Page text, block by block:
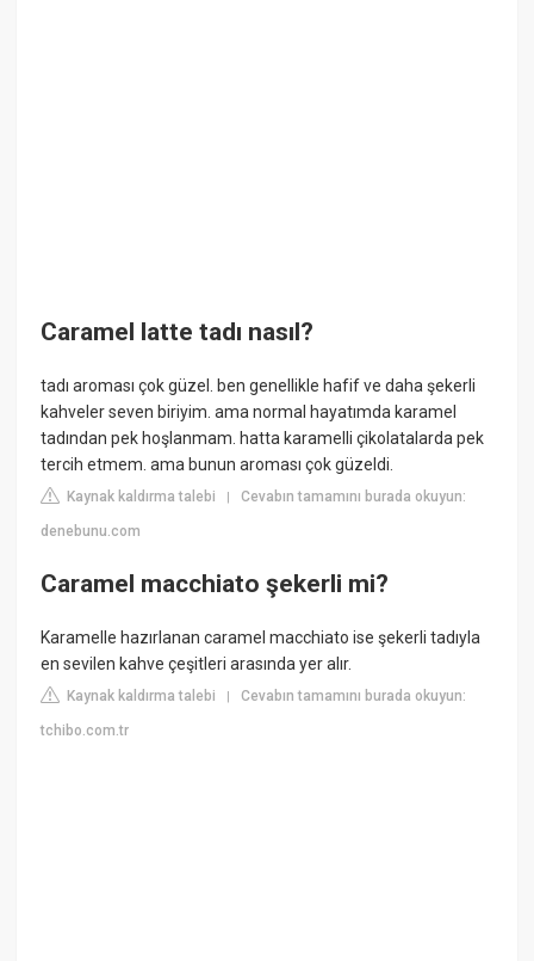
Caramel latte tadı nasıl?
tadı aroması çok güzel. ben genellikle hafif ve daha şekerli
kahveler seven biriyim. ama normal hayatımda karamel
tadından pek hoşlanmam. hatta karamelli çikolatalarda pek
tercih etmem. ama bunun aroması çok güzeldi.
Kaynak kaldırma talebi |Cevabın tamamını burada okuyun:
denebunu.com
Caramel macchiato şekerli mi?
Karamelle hazırlanan caramel macchiato ise şekerli tadıyla
en sevilen kahve çeşitleri arasında yer alır.
Kaynak kaldırma talebi |Cevabın tamamını burada okuyun:
tchibo.com.tr